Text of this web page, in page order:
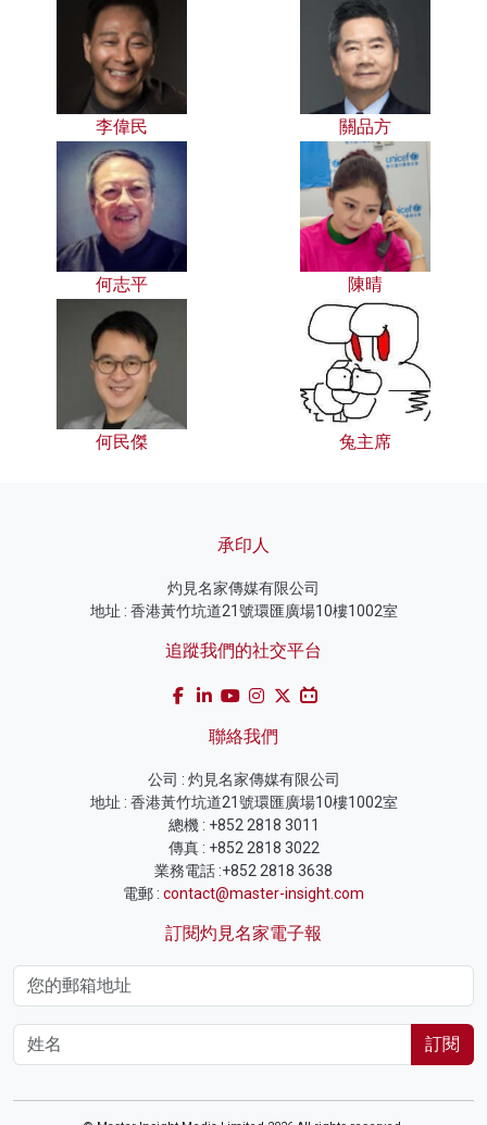
李偉民 關品方
何志平 陳晴
何民傑 兔主席
承印人
灼見名家傳媒有限公司
地址 : 香港黃竹坑道21號環匯廣場10樓1002室
追蹤我們的社交平台
聯絡我們
公司 : 灼見名家傳媒有限公司
地址 : 香港黃竹坑道21號環匯廣場10樓1002室
總機 : +852 2818 3011
傳真 : +852 2818 3022
業務電話 :+852 2818 3638
電郵 : contact@master-insight.com
訂閱灼見名家電子報
訂閱